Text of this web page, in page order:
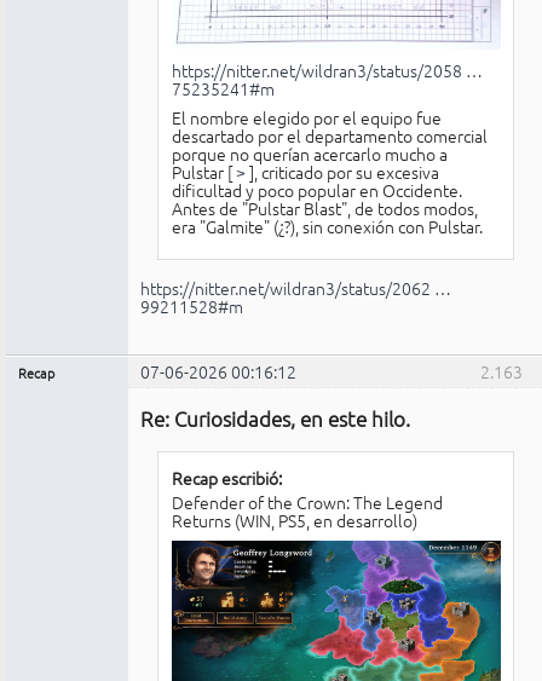
https://nitter.net/wildran3/status/2058 …
75235241#m
El nombre elegido por el equipo fue
descartado por el departamento comercial
porque no querían acercarlo mucho a
Pulstar [> ], criticado por su excesiva
dificultad y poco popular en Occidente.
Antes de "Pulstar Blast", de todos modos,
era "Galmite" (¿?), sin conexión con Pulstar.
https://nitter.net/wildran3/status/2062 …
99211528#m
2.163
Recap 07-06-2026 00:16:12
Re: Curiosidades, en este hilo.
Recap escribió:
Defender of the Crown: The Legend
Returns (WIN, PS5, en desarrollo)